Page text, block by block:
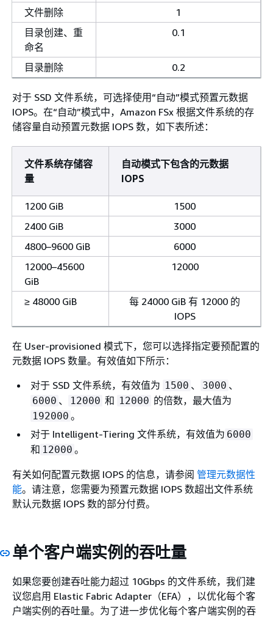
文件删除
1
目录创建、重
命名
0.1
目录删除 0.2
对于 SSD 文件系统，可选择使用“自动”模式预置元数据
IOPS。在“自动”模式中，Amazon FSx 根据文件系统的存
储容量自动预置元数据 IOPS 数，如下表所述：
文件系统存储容
量
自动模式下包含的元数据
IOPS
1200 GiB
1500
2400 GiB
3000
4800–9600 GiB
6000
12000–45600
GiB
12000
≥ 48000 GiB
每 24000 GiB 有 12000 的
IOPS
在 User-provisioned 模式下，您可以选择指定要预配置的
元数据 IOPS 数量。有效值如下所示：
对于 SSD 文件系统，有效值为 1500 、 3000 、
6000 、 12000 和 12000 的倍数，最大值为
192000 。
对于 Intelligent-Tiering 文件系统，有效值为 6000
和 12000 。
有关如何配置元数据 IOPS 的信息，请参阅 管理元数据性
能。请注意，您需要为预置元数据 IOPS 数超出文件系统
默认元数据 IOPS 数的部分付费。
单个客户端实例的吞吐量
如果您要创建吞吐能力超过 10Gbps 的文件系统，我们建
议您启用 Elastic Fabric Adapter（EFA），以优化每个客
户端实例的吞吐量。为了进一步优化每个客户端实例的吞